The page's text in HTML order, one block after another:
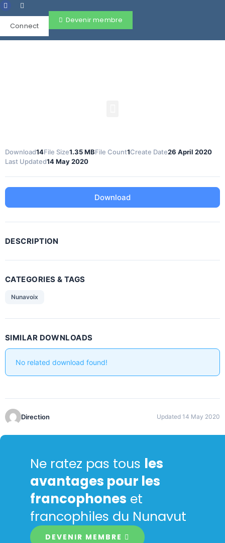
Connect
Devenir membre
Download14File Size1.35 MBFile Count1Create Date26 April 2020
Last Updated14 May 2020
Download
DESCRIPTION
CATEGORIES & TAGS
Nunavoix
SIMILAR DOWNLOADS
No related download found!
Direction Updated 14 May 2020
Ne ratez pas tous les
avantages pour les
francophones et
francophiles du Nunavut
DEVENIR MEMBRE